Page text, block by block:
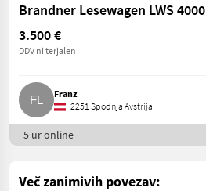
Brandner Lesewagen LWS 4000
3.500 €
DDV ni terjalen
Franz
2251 Spodnja Avstrija
5 ur online
Več zanimivih povezav: